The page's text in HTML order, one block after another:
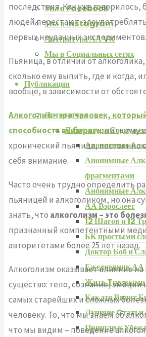
Мы в Facebook
Мы в Instagram
Литература АА VK
Мы в Социальных сетях
Публикации
Литература
Литература
Анонимные
Анонимные
фрагментами
Анонимные
АА Взрослеет
12 Шагов и 12
БК простыми
Доктор Боб и
Ежедневник АА
Жить Tрезвыми
Как это Видит
Лучшие
Пришли к
последствия. Как уже говорилось,
людей перестают
первых неудачных экспериментов.
Пьяница, в отличии от
сколько ему выпить, где и когда,
вообще, в зависимости от
Алкоголик – это человек,
способность выбирать: пить ему
хронический пьяница,
себя внимание.
Часто очень трудно определить
пьяницей и алкоголиком, но она
знать, что алкоголизм – это
признанный компетентными
авторитетами более 25 лет назад.
Алкоголизм оказывает влияние на
существо: тело, сознание, эмоции
самых старейших и сложных
человеку. То, что мы знаем об
что мы видим – поведение